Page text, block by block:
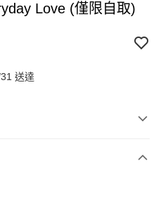
Love (僅限自取)
送達